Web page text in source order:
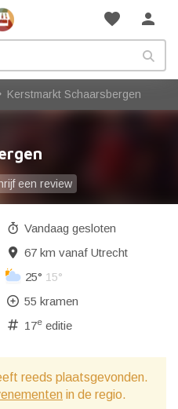
favorite person
Kerstmarkt Schaarsbergen
een review
Vandaag gesloten
67 km vanaf Utrecht
25° 15°
55 kramen
17eeditie
reeds plaatsgevonden.
in de regio.